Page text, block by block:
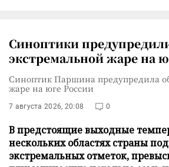
Синоптики
экстремальной жаре на
Синоптик Паршина предупредила
жаре на юге России
7 августа 2026, 20:08 0
В предстоящие выходные
нескольких областях страны
экстремальных отметок,